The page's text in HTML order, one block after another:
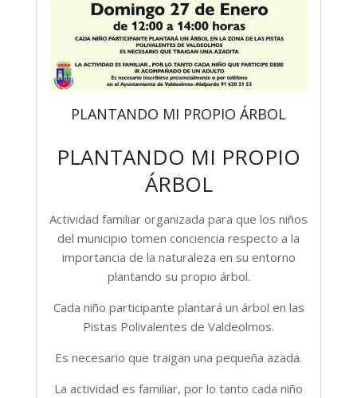
PLANTANDO MI PROPIO ÁRBOL
PLANTANDO MI PROPIO
ÁRBOL
Actividad familiar organizada para que los niños
del municipio tomen conciencia respecto a la
importancia de la naturaleza en su entorno
plantando su propio árbol.
Cada niño participante plantará un árbol en las
Pistas Polivalentes de Valdeolmos.
Es necesario que traigan una pequeña azada.
La actividad es familiar, por lo tanto cada niño